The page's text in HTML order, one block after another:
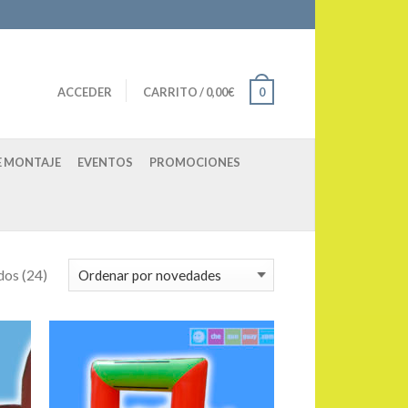
ACCEDER CARRITO/0,00€ 0
MONTAJE EVENTOS PROMOCIONES
(24)